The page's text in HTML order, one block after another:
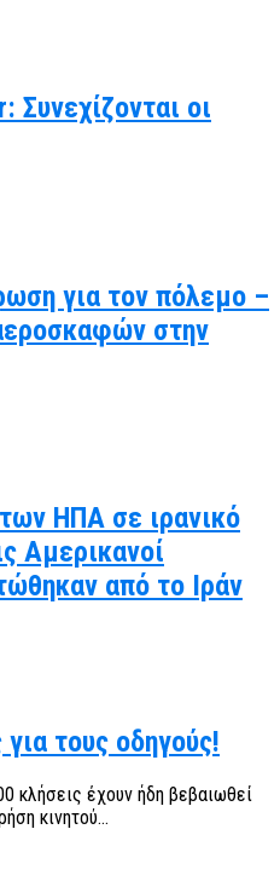
οι
για τον πόλεμο –
στην
ΗΠΑ σε ιρανικό
Αμερικανοί
από το Ιράν
τους οδηγούς!
κλήσεις έχουν ήδη βεβαιωθεί
κινητού...